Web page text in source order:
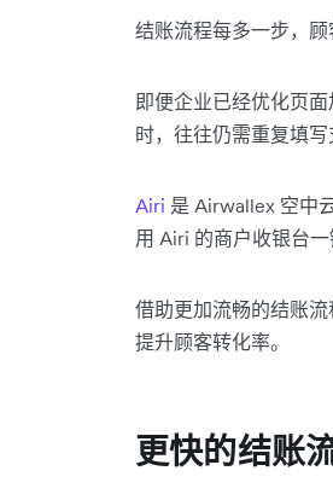
结账流程每多一步，顾
即便企业已经优化页
时，往往仍需重复填写
Airi 是 Airwallex 空中
用 Airi 的商户收银台一
借助更加流畅的结账
提升顾客转化率。
更快的结账